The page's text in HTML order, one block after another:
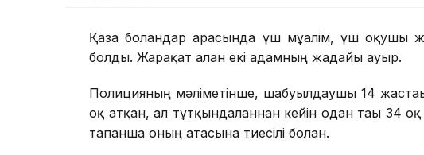
Қаза болғандар арасында үш мұғалім, үш оқушы
болды. Жарақат алған екі адамның жағдайы ауыр.
Полицияның мәліметінше, шабуылдаушы 14
оқ атқан, ал тұтқындалғаннан кейін одан тағы 34
тапанша оның атасына тиесілі болған.